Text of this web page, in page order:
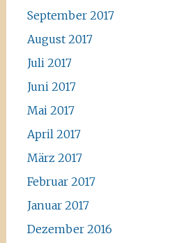
September 2017
August 2017
Juli 2017
Juni 2017
Mai 2017
April 2017
März 2017
Februar 2017
Januar 2017
Dezember 2016